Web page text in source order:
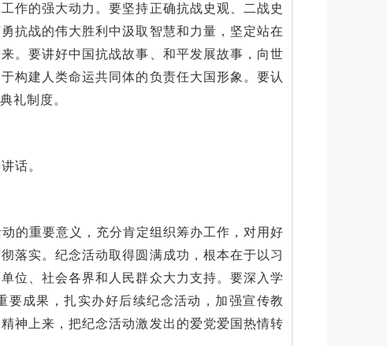
作的强大动力。要坚持正确抗战史观、二战史
抗战的伟大胜利中汲取智慧和力量，坚定站在
。要讲好中国抗战故事、和平发展故事，向世
构建人类命运共同体的负责任大国形象。要认
礼制度。
话。
的重要意义，充分肯定组织筹办工作，对用好
落实。纪念活动取得圆满成功，根本在于以习
位、社会各界和人民群众大力支持。要深入学
成果，扎实办好后续纪念活动，加强宣传教
神上来，把纪念活动激发出的爱党爱国热情转